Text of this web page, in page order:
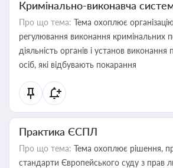
Кримінально-виконавча
Про що тема: Тема охоплює
регулювання виконання кримінальних
діяльність органів і установ виконання
осіб, які відбувають покарання
Практика ЄСПЛ
Про що тема: Тема охоплює рішення,
стандарти Європейського суду з прав